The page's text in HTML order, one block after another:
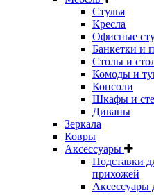
Стулья
Кресла
Офисные
Банкетки и
Столы и
Комоды и
Консоли
Шкафы и
Диваны
Зеркала
Ковры
Аксессуары
Подставки
прихожей
Аксессуары